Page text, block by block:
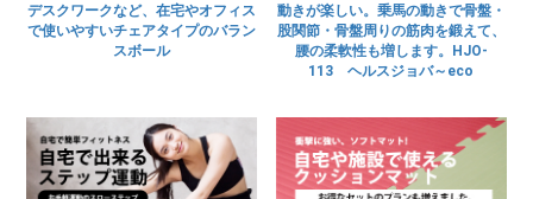
デスクワークなど、在宅やオフィス
で使いやすいチェアタイプのバラン
スボール
動きが楽しい。乗馬の動きで骨盤・
股関節・骨盤周りの筋肉を鍛えて、
腰の柔軟性も増します。HJO-
113 ヘルスジョバ～eco